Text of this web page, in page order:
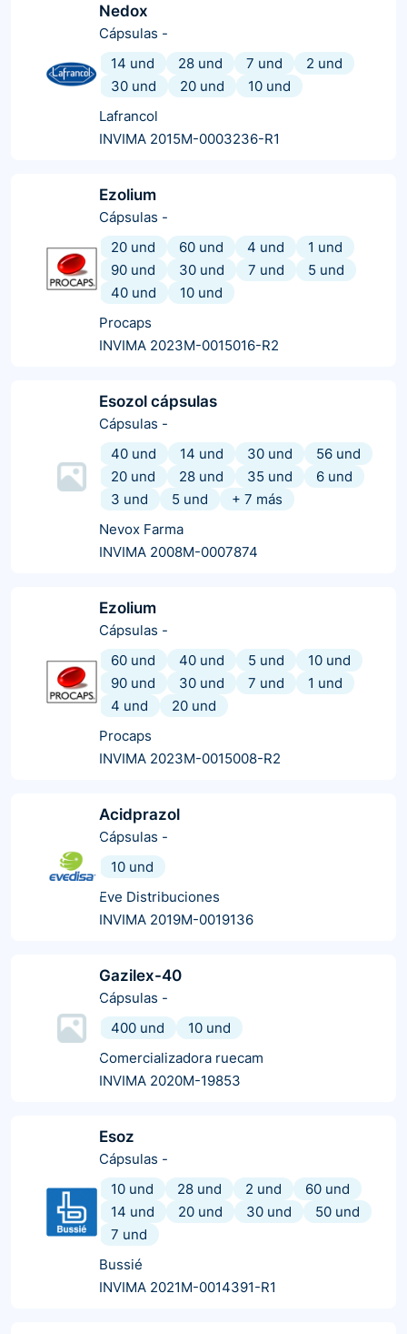
Nedox
Cápsulas -
14 und
28 und 7 und
2 und
30 und
20 und
10 und
Lafrancol
INVIMA 2015M-0003236-R1
Ezolium
Cápsulas -
20 und
60 und 4 und
1 und
90 und
30 und 7 und
5 und
40 und
10 und
Procaps
INVIMA 2023M-0015016-R2
Esozol cápsulas
Cápsulas -
40 und
14 und 30 und
56 und
20 und
28 und 35 und
6 und
3 und
5 und + 7 más
Nevox Farma
INVIMA 2008M-0007874
Ezolium
Cápsulas -
60 und
40 und 5 und
10 und
90 und
30 und 7 und
1 und
4 und
20 und
Procaps
INVIMA 2023M-0015008-R2
Acidprazol
Cápsulas -
10 und
Eve Distribuciones
INVIMA 2019M-0019136
Gazilex-40
Cápsulas -
400 und
10 und
Comercializadora ruecam
INVIMA 2020M-19853
Esoz
Cápsulas -
10 und
28 und 2 und
60 und
14 und
20 und 30 und
50 und
7 und
Bussié
INVIMA 2021M-0014391-R1